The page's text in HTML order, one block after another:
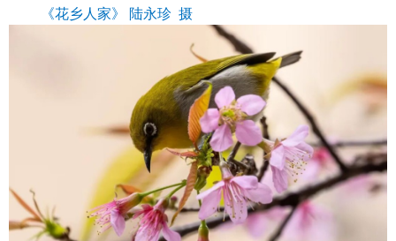
《花乡人家》 陆永珍 摄